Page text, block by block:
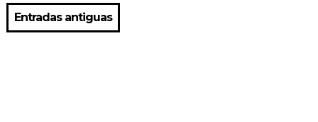
Entradas antiguas